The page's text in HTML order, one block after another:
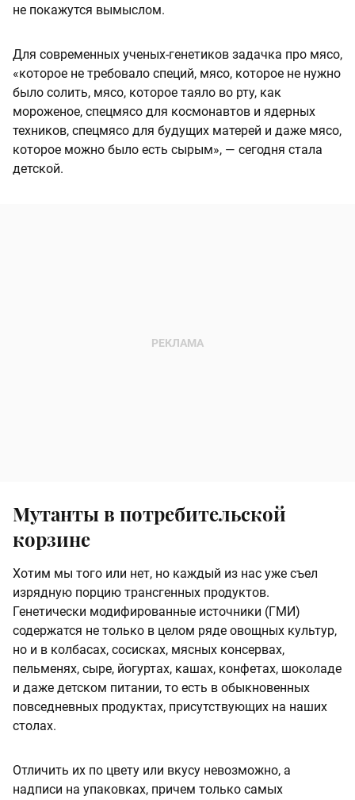
не покажутся вымыслом.
Для современных ученых-генетиков задачка про мясо,
«которое не требовало специй, мясо, которое не нужно
было солить, мясо, которое таяло во рту, как
мороженое, спецмясо для космонавтов и ядерных
техников, спецмясо для будущих матерей и даже мясо,
которое можно было есть сырым», — сегодня стала
детской.
Мутанты в потребительской
корзине
Хотим мы того или нет, но каждый из нас уже съел
изрядную порцию трансгенных продуктов.
Генетически модифированные источники (ГМИ)
содержатся не только в целом ряде овощных культур,
но и в колбасах, сосисках, мясных консервах,
пельменях, сыре, йогуртах, кашах, конфетах, шоколаде
и даже детском питании, то есть в обыкновенных
повседневных продуктах, присутствующих на наших
столах.
Отличить их по цвету или вкусу невозможно, а
надписи на упаковках, причем только самых